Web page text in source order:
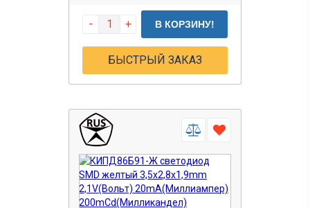
- + В КОРЗИНУ!
БЫСТРЫЙ ЗАКАЗ